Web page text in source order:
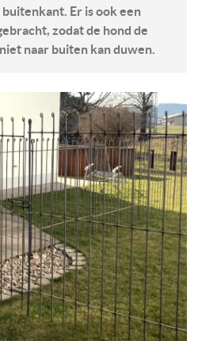
Er is ook een
zodat de hond de
naar buiten kan duwen.